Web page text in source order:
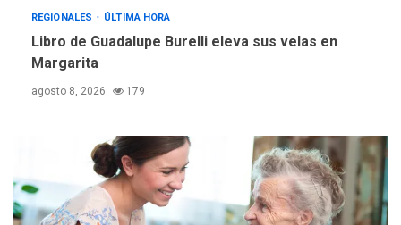
4
«Juan Bautista Arismendi» a
la altura de Macho Muerto
trabajan en diplomado para
creación y manejo de
estadísticas de turismo
REGIONALES ÚLTIMA HORA
Libro de Guadalupe Burelli eleva sus velas en
Margarita
agosto 8, 2026 179